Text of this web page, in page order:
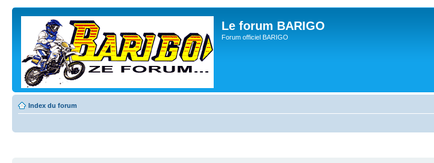
Le forum BARIGO
Forum officiel BARIGO
Index du forum